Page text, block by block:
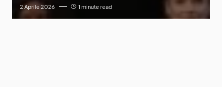
2 Aprile 2026 1 minute read